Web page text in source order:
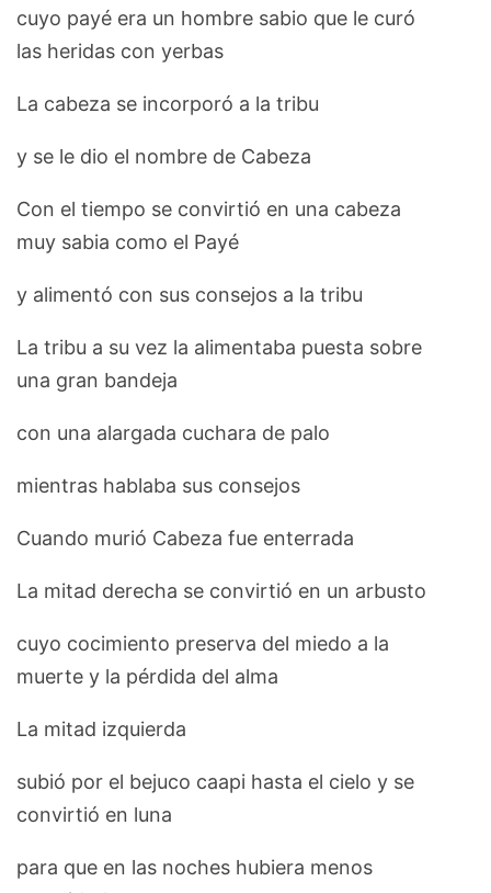
cuyo payé era un hombre sabio que le curó
las heridas con yerbas
La cabeza se incorporó a la tribu
y se le dio el nombre de Cabeza
Con el tiempo se convirtió en una cabeza
muy sabia como el Payé
y alimentó con sus consejos a la tribu
La tribu a su vez la alimentaba puesta sobre
una gran bandeja
con una alargada cuchara de palo
mientras hablaba sus consejos
Cuando murió Cabeza fue enterrada
La mitad derecha se convirtió en un arbusto
cuyo cocimiento preserva del miedo a la
muerte y la pérdida del alma
La mitad izquierda
subió por el bejuco caapi hasta el cielo y se
convirtió en luna
para que en las noches hubiera menos